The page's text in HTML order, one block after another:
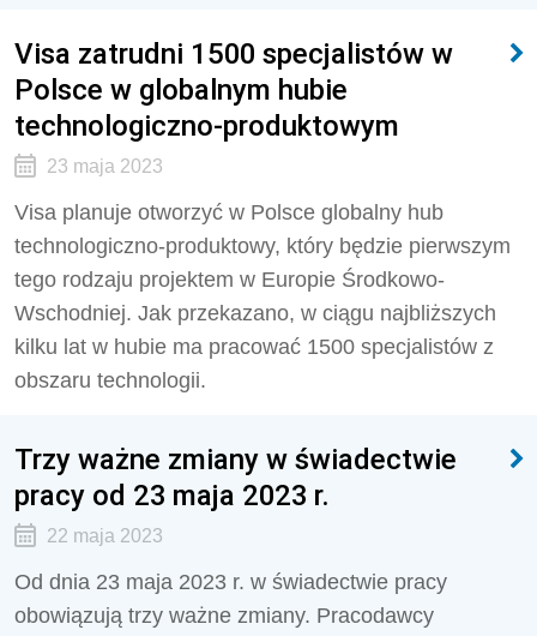
Visa zatrudni 1500 specjalistów w
Polsce w globalnym hubie
technologiczno-produktowym
23 maja 2023
Visa planuje otworzyć w Polsce globalny hub
technologiczno-produktowy, który będzie pierwszym
tego rodzaju projektem w Europie Środkowo-
Wschodniej. Jak przekazano, w ciągu najbliższych
kilku lat w hubie ma pracować 1500 specjalistów z
obszaru technologii.
Trzy ważne zmiany w świadectwie
pracy od 23 maja 2023 r.
22 maja 2023
Od dnia 23 maja 2023 r. w świadectwie pracy
obowiązują trzy ważne zmiany. Pracodawcy